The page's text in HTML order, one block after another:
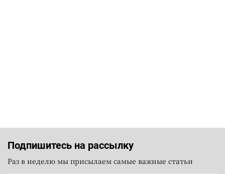
Подпишитесь на рассылку
Раз в неделю мы присылаем самые важные статьи